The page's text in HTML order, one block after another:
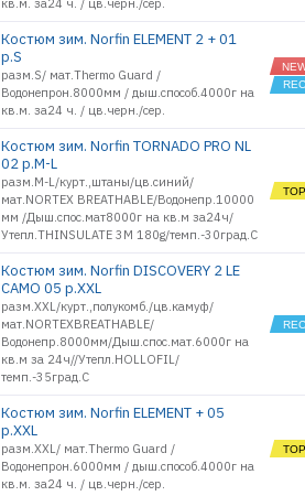
кв.м. за24 ч. / цв.черн./сер.
Костюм зим. Norfin ELEMENT 2 + 01
р.S
разм.S/ мат.Thermo Guard /
Водонепрон.8000мм / дыш.способ.4000г на
кв.м. за24 ч. / цв.черн./сер.
Костюм зим. Norfin TORNADO PRO NL
02 р.M-L
разм.M-L/курт.,штаны/цв.синий/
мат.NORTEX BREATHABLE/Водонепр.10000
мм /Дыш.спос.мат8000г на кв.м за24ч/
Утепл.THINSULATE 3M 180g/темп.-30град.С
Костюм зим. Norfin DISCOVERY 2 LE
CAMO 05 р.XXL
разм.XXL/курт.,полукомб./цв.камуф/
мат.NORTEXBREATHABLE/
Водонепр.8000мм/Дыш.спос.мат.6000г на
кв.м за 24ч//Утепл.HOLLOFIL/
темп.-35град.С
Костюм зим. Norfin ELEMENT + 05
р.XXL
разм.XXL/ мат.Thermo Guard /
Водонепрон.6000мм / дыш.способ.4000г на
кв.м. за24 ч. / цв.черн./сер.